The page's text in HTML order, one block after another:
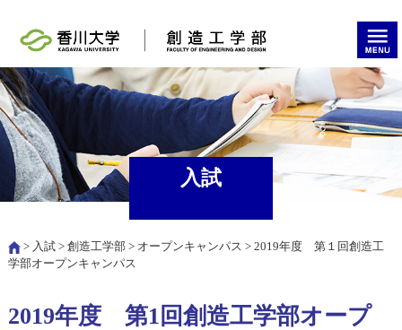
入試
> 入試> 創造工学部> オープンキャンパス > 2019年度 第１回創造工
学部オープンキャンパス
2019年度 第1回創造工学部オープ